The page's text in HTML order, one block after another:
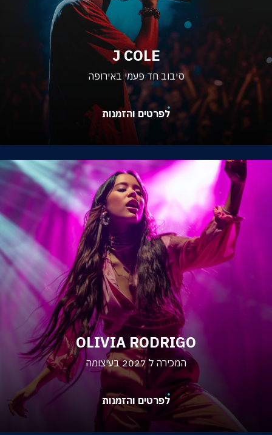
J COLE
סיבוב חד פעמי באירופה
לפרטים והזמנות
OLIVIA RODRIGO
המכירה ל 2027 בעיצומה
לפרטים והזמנות